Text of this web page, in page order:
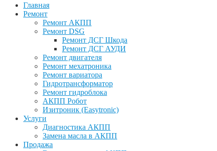
Главная
Ремонт
Ремонт АКПП
Ремонт DSG
Ремонт ДСГ Шкода
Ремонт ДСГ АУДИ
Ремонт двигателя
Ремонт мехатроника
Ремонт вариатора
Гидротрансформатор
Ремонт гидроблока
АКПП Робот
Изитроник (Easytronic)
Услуги
Диагностика АКПП
Замена масла в АКПП
Продажа